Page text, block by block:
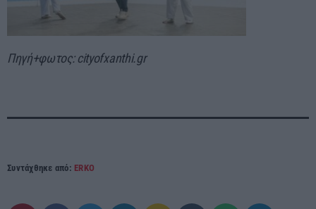
Πηγή+φωτος: cityofxanthi.gr
Συντάχθηκε από: ERKO